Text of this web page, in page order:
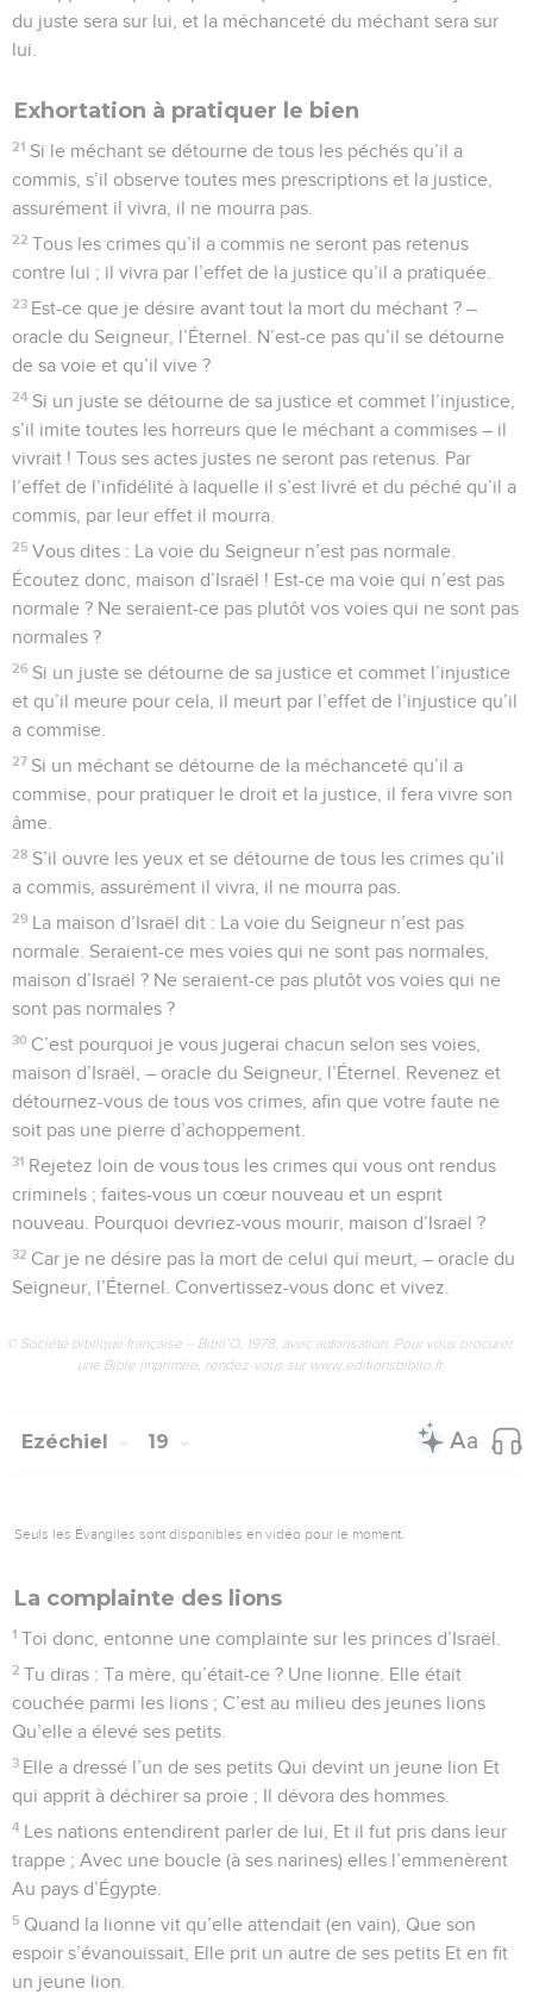
du juste sera sur lui, et la méchanceté du méchant sera sur
lui.
Exhortation à pratiquer le bien
21 Si le méchant se détourne de tous les péchés qu’il a
commis, s’il observe toutes mes prescriptions et la justice,
assurément il vivra, il ne mourra pas.
22 Tous les crimes qu’il a commis ne seront pas retenus
contre lui ; il vivra par l’effet de la justice qu’il a pratiquée.
23 Est-ce que je désire avant tout la mort du méchant ? –
oracle du Seigneur, l’Éternel. N’est-ce pas qu’il se détourne
de sa voie et qu’il vive ?
24 Si un juste se détourne de sa justice et commet l’injustice,
s’il imite toutes les horreurs que le méchant a commises – il
vivrait ! Tous ses actes justes ne seront pas retenus. Par
l’effet de l’infidélité à laquelle il s’est livré et du péché qu’il a
commis, par leur effet il mourra.
25 Vous dites : La voie du Seigneur n’est pas normale.
Écoutez donc, maison d’Israël ! Est-ce ma voie qui n’est pas
normale ? Ne seraient-ce pas plutôt vos voies qui ne sont pas
normales ?
26 Si un juste se détourne de sa justice et commet l’injustice
et qu’il meure pour cela, il meurt par l’effet de l’injustice qu’il
a commise.
27 Si un méchant se détourne de la méchanceté qu’il a
commise, pour pratiquer le droit et la justice, il fera vivre son
âme.
28 S’il ouvre les yeux et se détourne de tous les crimes qu’il
a commis, assurément il vivra, il ne mourra pas.
29 La maison d’Israël dit : La voie du Seigneur n’est pas
normale. Seraient-ce mes voies qui ne sont pas normales,
maison d’Israël ? Ne seraient-ce pas plutôt vos voies qui ne
sont pas normales ?
30 C’est pourquoi je vous jugerai chacun selon ses voies,
maison d’Israël, – oracle du Seigneur, l’Éternel. Revenez et
détournez-vous de tous vos crimes, afin que votre faute ne
soit pas une pierre d’achoppement.
31 Rejetez loin de vous tous les crimes qui vous ont rendus
criminels ; faites-vous un cœur nouveau et un esprit
nouveau. Pourquoi devriez-vous mourir, maison d’Israël ?
32 Car je ne désire pas la mort de celui qui meurt, – oracle du
Seigneur, l’Éternel. Convertissez-vous donc et vivez.
© Société biblique française – Bibli’O, 1978, avec autorisation. Pour vous procurer
une Bible imprimée, rendez-vous sur www.editionsbiblio.fr
Ezéchiel 19
Seuls les Évangiles sont disponibles en vidéo pour le moment.
La complainte des lions
1 Toi donc, entonne une complainte sur les princes d’Israël.
2 Tu diras : Ta mère, qu’était-ce ? Une lionne. Elle était
couchée parmi les lions ; C’est au milieu des jeunes lions
Qu’elle a élevé ses petits.
3 Elle a dressé l’un de ses petits Qui devint un jeune lion Et
qui apprit à déchirer sa proie ; Il dévora des hommes.
4 Les nations entendirent parler de lui, Et il fut pris dans leur
trappe ; Avec une boucle (à ses narines) elles l’emmenèrent
Au pays d’Égypte.
5 Quand la lionne vit qu’elle attendait (en vain), Que son
espoir s’évanouissait, Elle prit un autre de ses petits Et en fit
un jeune lion.